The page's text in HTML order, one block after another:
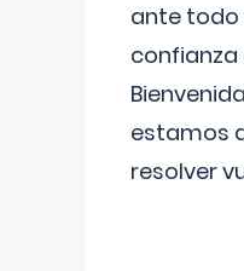
ante todo
estamos
resolver